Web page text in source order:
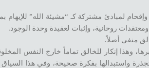
روحانية، وإثبات لعقيدة وحدة الوجود.
منفي أصلاً.
وهذا إنكار للخالق تماماً خارج النفس
واستبدالها بفكرة صحيحة، وفي هذا السياق